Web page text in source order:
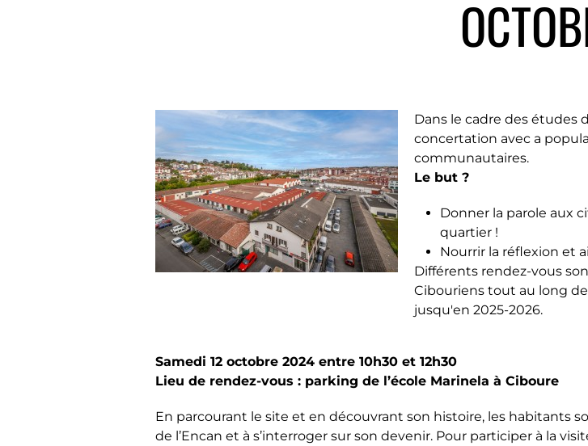
Dans le cadre des études
concertation avec a
communautaires.
Le but ?
Donner la parole aux
quartier !
Nourrir la réflexion et
Différents rendez-vous
Cibouriens tout au long
jusqu'en 2025-2026.
Samedi 12 octobre 2024 entre 10h30 et 12h30
Lieu de rendez-vous : parking de l’école Marinela à Ciboure
En parcourant le site et en découvrant son histoire, les habitants
de l’Encan et à s’interroger sur son devenir. Pour participer à la